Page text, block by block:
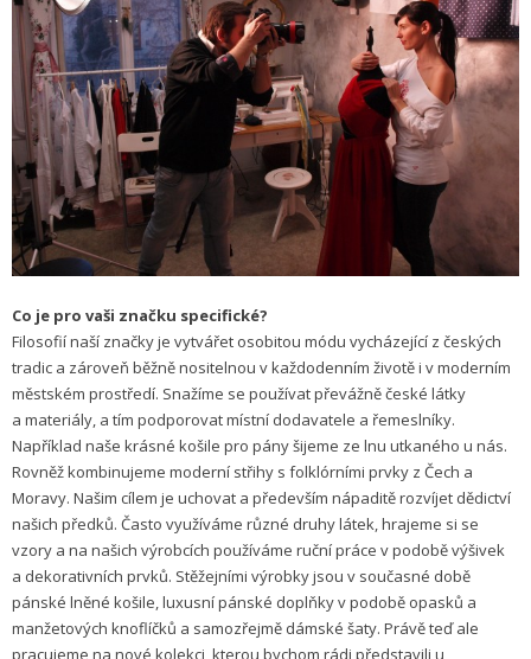
Co je pro vaši značku specifické?
Filosofií naší značky je vytvářet osobitou módu vycházející z českých
tradic a zároveň běžně nositelnou v každodenním životě i v moderním
městském prostředí. Snažíme se používat převážně české látky
a materiály, a tím podporovat místní dodavatele a řemeslníky.
Například naše krásné košile pro pány šijeme ze lnu utkaného u nás.
Rovněž kombinujeme moderní střihy s folklórními prvky z Čech a
Moravy. Našim cílem je uchovat a především nápaditě rozvíjet dědictví
našich předků. Často využíváme různé druhy látek, hrajeme si se
vzory a na našich výrobcích používáme ruční práce v podobě výšivek
a dekorativních prvků. Stěžejními výrobky jsou v současné době
pánské lněné košile, luxusní pánské doplňky v podobě opasků a
manžetových knoflíčků a samozřejmě dámské šaty. Právě teď ale
pracujeme na nové kolekci, kterou bychom rádi představili u